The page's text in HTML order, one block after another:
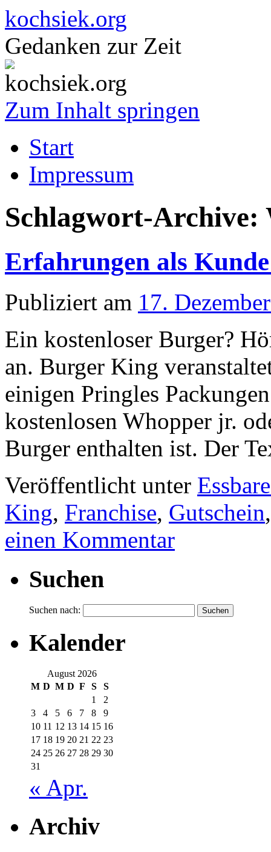
kochsiek.org
Gedanken zur Zeit
Zum Inhalt springen
Start
Impressum
Schlagwort-Archive:
Erfahrungen als
Publiziert am 17.
Ein kostenloser Burger?
an. Burger King
einigen Pringles
kostenlosen Whopper jr.
Burger enthalten ist. Der
Veröffentlicht unter
King, Franchise, Gutschein
einen Kommentar
Suchen
Suchen nach:
Kalender
August 2026
M D M D F S
S
1
2
3
4 5 6 7 8
9
10 11 12 13 14 15 16
17 18 19 20 21 22 23
24 25 26 27 28 29 30
31
« Apr.
Archiv